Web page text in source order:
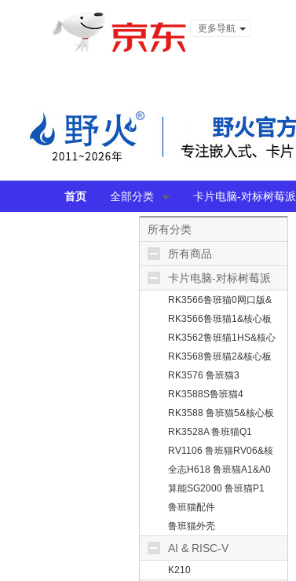
更多导航
首页 全部分类 卡片电脑-对标树莓派
所有分类
所有商品
卡片电脑-对标树莓派
RK3566鲁班猫0网口版&
无线版
RK3566鲁班猫1&核心板
RK3562鲁班猫1HS&核心
板
RK3568鲁班猫2&核心板
RK3576 鲁班猫3
RK3588S鲁班猫4
RK3588 鲁班猫5&核心板
RK3528A 鲁班猫Q1
RV1106 鲁班猫RV06&核
心板
全志H618 鲁班猫A1&A0
算能SG2000 鲁班猫P1
鲁班猫配件
鲁班猫外壳
AI & RISC-V
K210